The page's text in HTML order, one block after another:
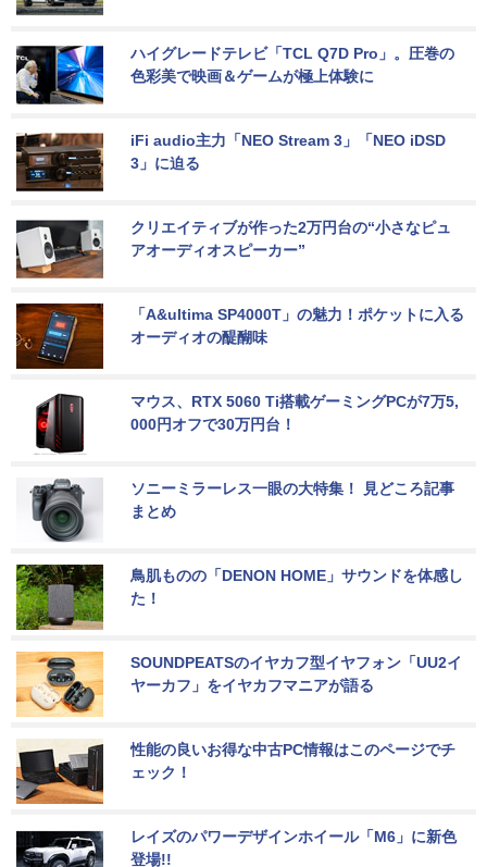
ハイグレードテレビ「TCL Q7D Pro」。圧巻の
色彩美で映画＆ゲームが極上体験に
iFi audio主力「NEO Stream 3」「NEO iDSD
3」に迫る
クリエイティブが作った2万円台の“小さなピュ
アオーディオスピーカー”
「A&ultima SP4000T」の魅力！ポケットに入る
オーディオの醍醐味
マウス、RTX 5060 Ti搭載ゲーミングPCが7万5,
000円オフで30万円台！
ソニーミラーレス一眼の大特集！ 見どころ記事
まとめ
鳥肌ものの「DENON HOME」サウンドを体感し
た！
SOUNDPEATSのイヤカフ型イヤフォン「UU2イ
ヤーカフ」をイヤカフマニアが語る
性能の良いお得な中古PC情報はこのページでチ
ェック！
レイズのパワーデザインホイール「M6」に新色
登場!!